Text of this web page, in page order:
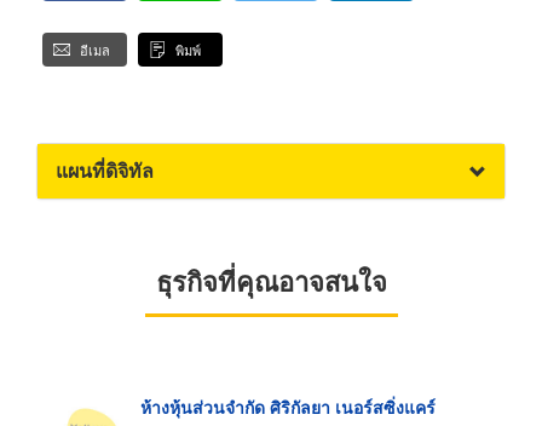
อีเมล พิมพ์
แผนที่ดิจิทัล
ธุรกิจที่คุณอาจสนใจ
ห้างหุ้นส่วนจำกัด ศิริกัลยา เนอร์สซิ่งแคร์